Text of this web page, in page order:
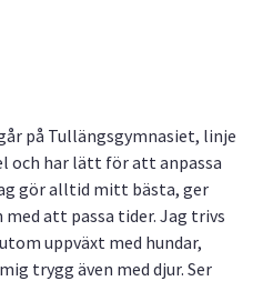
på Tullängsgymnasiet, linje
och har lätt för att anpassa
gör alltid mitt bästa, ger
att passa tider. Jag trivs
uppväxt med hundar,
trygg även med djur. Ser